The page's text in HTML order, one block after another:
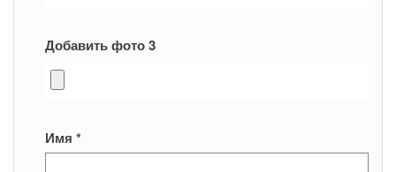
Добавить фото 3
Имя *